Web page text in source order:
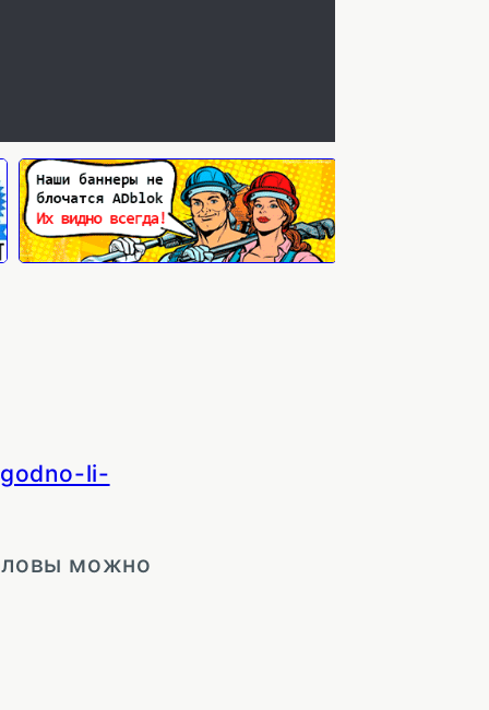
li-
можно